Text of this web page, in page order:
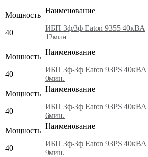
Мощность
40
Наименование
ИБП 3ф/3ф Eaton 9355 40кВА
12мин.
Мощность
40
Наименование
ИБП 3ф-3ф Eaton 93PS 40кВА
0мин.
Мощность
40
Наименование
ИБП 3ф-3ф Eaton 93PS 40кВА
6мин.
Мощность
40
Наименование
ИБП 3ф-3ф Eaton 93PS 40кВА
9мин.